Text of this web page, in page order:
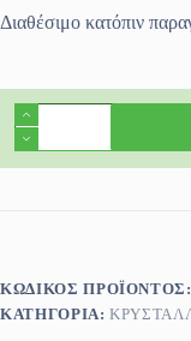
Διαθέσιμο κατόπιν
Παρμπρίζ
μπροστινό
Renault
Clio
ΚΩΔΙΚΌΣ ΠΡΟΪΌΝΤΟΣ:
ΚΑΤΗΓΟΡΊΑ: